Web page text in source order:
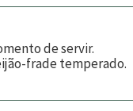
de servir.
frade temperado.